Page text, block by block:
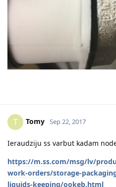
T Tomy Sep 22, 2017
Ieraudziju ss varbut kadam
https://m.ss.com/msg/lv/
work-orders/storage-
liquids-keeping/ookeb.html